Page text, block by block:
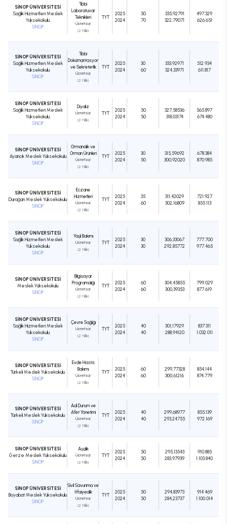
SİNOP ÜNİVERSİTESİ
Sağlık Hizmetleri Meslek
Yüksekokulu
SİNOP
Tıbbi
Laboratuvar
Teknikleri
Ücretsiz
(2 Yıllık)
TYT
2025
2024
50
70
335,92791
322,79071
497.329
626.651
SİNOP ÜNİVERSİTESİ
Sağlık Hizmetleri Meslek
Yüksekokulu
SİNOP
Tıbbi
Dokümantasyon
ve Sekreterlik
Ücretsiz
(2 Yıllık)
TYT
2025
2024
30
60
333,92971
324,33971
512.934
611.817
SİNOP ÜNİVERSİTESİ
Sağlık Hizmetleri Meslek
Yüksekokulu
SİNOP
Diyaliz
Ücretsiz
(2 Yıllık)
TYT
2025
2024
50
50
327,58536
318,03174
565.897
674.480
SİNOP ÜNİVERSİTESİ
Ayancık Meslek Yüksekokulu
SİNOP
Ormancılık ve
Orman Ürünleri
Ücretsiz
(2 Yıllık)
TYT
2025
2024
30
50
315,59692
300,92020
678.384
870.985
SİNOP ÜNİVERSİTESİ
Durağan Meslek Yüksekokulu
SİNOP
Eczane
Hizmetleri
Ücretsiz
(2 Yıllık)
TYT
2025
2024
35
60
311,42029
302,16809
721.927
855.113
SİNOP ÜNİVERSİTESİ
Sağlık Hizmetleri Meslek
Yüksekokulu
SİNOP
Yaşlı Bakımı
Ücretsiz
(2 Yıllık)
TYT
2025
2024
30
30
306,33067
292,85772
777.700
977.465
SİNOP ÜNİVERSİTESİ
Meslek Yüksekokulu
SİNOP
Bilgisayar
Programcılığı
Ücretsiz
(2 Yıllık)
TYT
2025
2024
60
60
304,45855
300,39353
799.029
877.619
SİNOP ÜNİVERSİTESİ
Sağlık Hizmetleri Meslek
Yüksekokulu
SİNOP
Çevre Sağlığı
Ücretsiz
(2 Yıllık)
TYT
2025
2024
40
40
301,17929
288,94120
837.311
1.032.011
SİNOP ÜNİVERSİTESİ
Türkeli Meslek Yüksekokulu
SİNOP
Evde Hasta
Bakımı
Ücretsiz
(2 Yıllık)
TYT
2025
2024
60
60
299,77328
300,61216
854.144
874.779
SİNOP ÜNİVERSİTESİ
Türkeli Meslek Yüksekokulu
SİNOP
Acil Durum ve
Afet Yönetimi
Ücretsiz
(2 Yıllık)
TYT
2025
2024
40
40
299,68977
293,24755
855.139
972.169
SİNOP ÜNİVERSİTESİ
Gerze Meslek Yüksekokulu
SİNOP
Aşçılık
Ücretsiz
(2 Yıllık)
TYT
2025
2024
50
50
295,13543
283,97939
910.885
1.103.840
SİNOP ÜNİVERSİTESİ
Boyabat Meslek Yüksekokulu
SİNOP
Sivil Savunma ve
İtfaiyecilik
Ücretsiz
(2 Yıllık)
TYT
2025
2024
50
50
294,83973
284,23737
914.469
1.100.014